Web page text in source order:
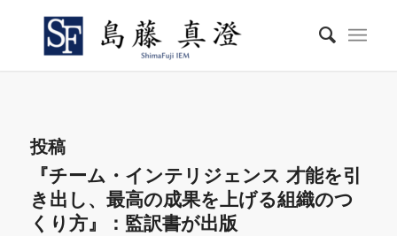
投稿
『チーム・インテリジェンス 才能を引
き出し、最高の成果を上げる組織のつ
くり方』：監訳書が出版